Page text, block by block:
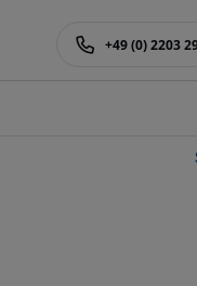
+49 (0) 2203